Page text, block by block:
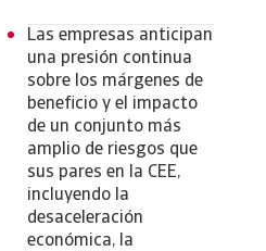
Las empresas anticipan
una presión continua
sobre los márgenes de
beneficio y el impacto
de un conjunto más
amplio de riesgos que
sus pares en la CEE,
incluyendo la
desaceleración
económica, la